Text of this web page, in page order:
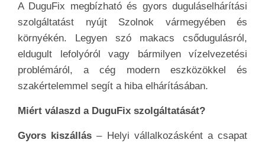
A DuguFix megbízható és gyors duguláselhárítási
szolgáltatást nyújt Szolnok vármegyében és
környékén. Legyen szó makacs csődugulásról,
eldugult lefolyóról vagy bármilyen vízelvezetési
problémáról, a cég modern eszközökkel és
szakértelemmel segít a hiba elhárításában.
Miért válaszd a DuguFix szolgáltatását?
Gyors kiszállás – Helyi vállalkozásként a csapat